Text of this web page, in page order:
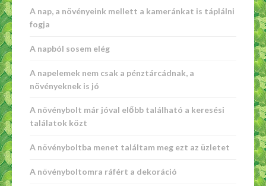
A nap, a növényeink mellett a kameránkat is táplálni
fogja
A napból sosem elég
A napelemek nem csak a pénztárcádnak, a
növényeknek is jó
A növénybolt már jóval előbb található a keresési
találatok közt
A növényboltba menet találtam meg ezt az üzletet
A növényboltomra ráfért a dekoráció